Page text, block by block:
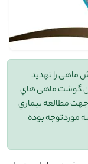
ماهی را تهدید
گوشت ماهی هاي
جهت مطالعه بیماري
موردتوجه بوده